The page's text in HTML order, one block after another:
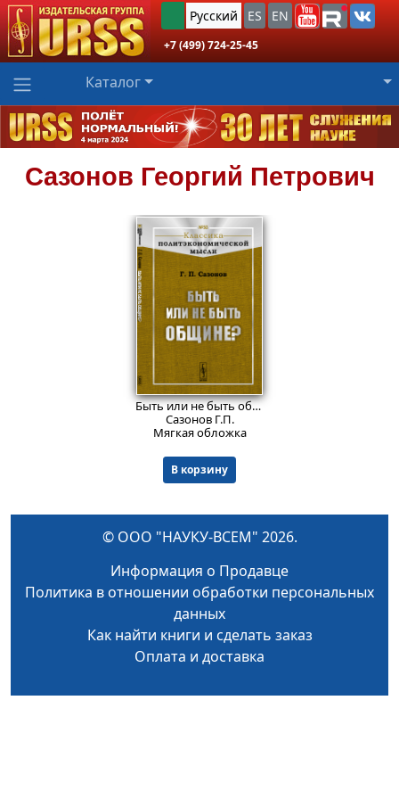
Русский ES EN
+7 (499) 724-25-45
Каталог
Сазонов Георгий Петрович
566₽
Быть или не быть общине?
Сазонов Г.П.
Мягкая обложка
В корзину
© ООО "НАУКУ-ВСЕМ" 2026.
Информация о Продавце
Политика в отношении обработки персональных
данных
Как найти книги и сделать заказ
Оплата и доставка